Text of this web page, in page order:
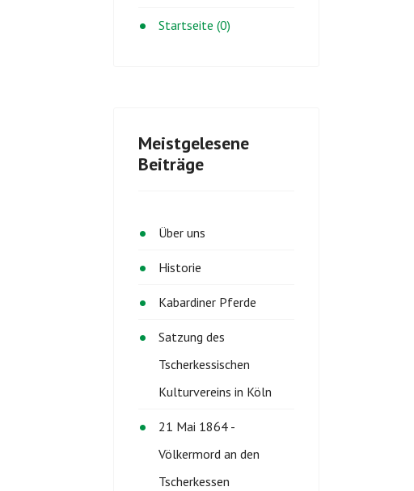
Startseite (0)
Meistgelesene
Beiträge
Über uns
Historie
Kabardiner Pferde
Satzung des
Tscherkessischen
Kulturvereins in Köln
21 Mai 1864 -
Völkermord an den
Tscherkessen